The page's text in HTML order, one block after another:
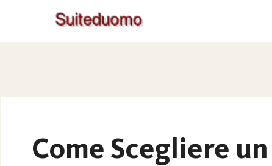
Come Scegliere